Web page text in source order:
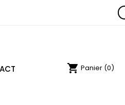
shopping_cart Panier (0)